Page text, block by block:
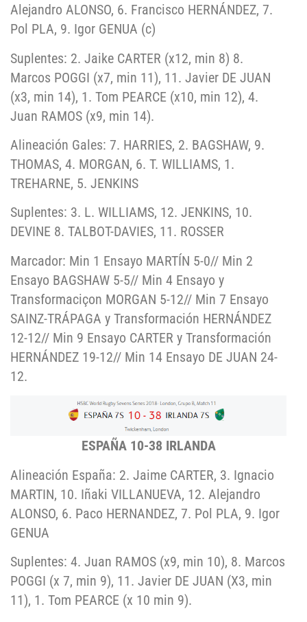
Alejandro ALONSO, 6. Francisco HERNÁNDEZ, 7.
Pol PLA, 9. Igor GENUA (c)
Suplentes: 2. Jaike CARTER (x12, min 8) 8.
Marcos POGGI (x7, min 11), 11. Javier DE JUAN
(x3, min 14), 1. Tom PEARCE (x10, min 12), 4.
Juan RAMOS (x9, min 14).
Alineación Gales: 7. HARRIES, 2. BAGSHAW, 9.
THOMAS, 4. MORGAN, 6. T. WILLIAMS, 1.
TREHARNE, 5. JENKINS
Suplentes: 3. L. WILLIAMS, 12. JENKINS, 10.
DEVINE 8. TALBOT-DAVIES, 11. ROSSER
Marcador: Min 1 Ensayo MARTÍN 5-0// Min 2
Ensayo BAGSHAW 5-5// Min 4 Ensayo y
Transformaciçon MORGAN 5-12// Min 7 Ensayo
SAINZ-TRÁPAGA y Transformación HERNÁNDEZ
12-12// Min 9 Ensayo CARTER y Transformación
HERNÁNDEZ 19-12// Min 14 Ensayo DE JUAN 24-
12.
ESPAÑA 10-38 IRLANDA
Alineación España: 2. Jaime CARTER, 3. Ignacio
MARTIN, 10. Iñaki VILLANUEVA, 12. Alejandro
ALONSO, 6. Paco HERNANDEZ, 7. Pol PLA, 9. Igor
GENUA
Suplentes: 4. Juan RAMOS (x9, min 10), 8. Marcos
POGGI (x 7, min 9), 11. Javier DE JUAN (X3, min
11), 1. Tom PEARCE (x 10 min 9).